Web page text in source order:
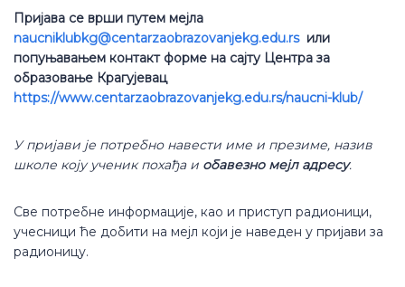
Пријава се врши путем мејла
naucniklubkg@centarzaobrazovanjekg.edu.rsили
попуњавањем контакт форме на сајту Центра за
образовање Крагујевац
https://www.centarzaobrazovanjekg.edu.rs/naucni-klub/
У пријави је потребно навести име и презиме, назив
школе коју ученик похађа и обавезно мејл адресу.
Све потребне информације, као и приступ радионици,
учесници ће добити на мејл који је наведен у пријави за
радионицу.